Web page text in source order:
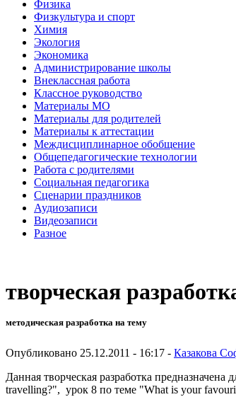
Физика
Физкультура и спорт
Химия
Экология
Экономика
Администрирование школы
Внеклассная работа
Классное руководство
Материалы МО
Материалы для родителей
Материалы к аттестации
Междисциплинарное обобщение
Общепедагогические технологии
Работа с родителями
Социальная педагогика
Сценарии праздников
Аудиозаписи
Видеозаписи
Разное
творческая
методическая разработка на тему
Опубликовано 25.12.2011 - 16:17 - Казакова
Данная творческая разработка
travelling?", урок 8 по теме "What is your